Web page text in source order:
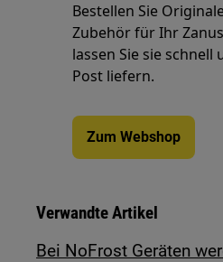
Bestellen Sie
Zubehör für Ihr
lassen Sie sie
Post liefern.
Zum Webshop
Verwandte Artikel
Bei NoFrost Geräten